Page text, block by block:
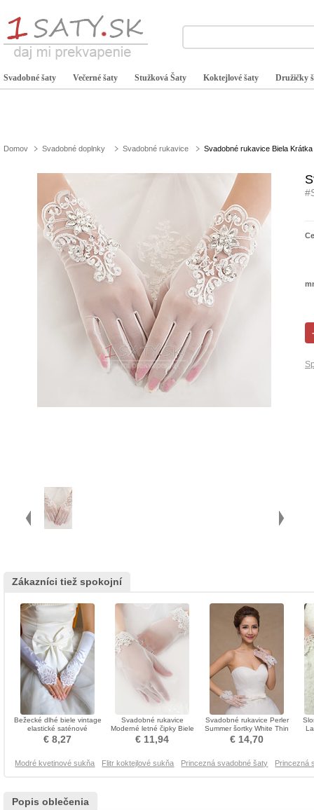
Svadobné šaty Večerné šaty Stužková Šaty Koktejlové šaty Družičky
Domov Svadobné doplnky Svadobné rukavice Svadobné rukavice Biela
Zákazníci tiež spokojní
Bežecké dlhé biele vintage
elastické saténové
svadobné rukavice
€ 8,27
Svadobné rukavice
Moderné letné čipky Biele
plné prstové dekorácie
€ 11,94
Svadobné rukavice Perler
Summer šortky White Thin
Decoration
€ 14,70
Modré kvetinové sukňa Flitr koktejlové sukňa Princezná svadobné šaty Princezná
Popis oblečenia